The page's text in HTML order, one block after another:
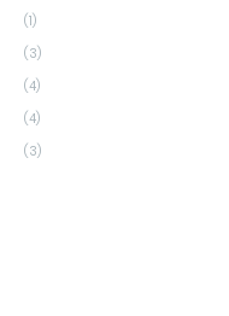
(1)
(3)
(4)
(4)
(3)